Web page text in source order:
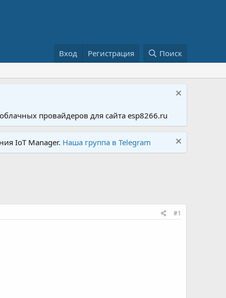
Вход Регистрация Поиск
провайдеров для сайта esp8266.ru
IoT Manager. Наша группа в Telegram
#1